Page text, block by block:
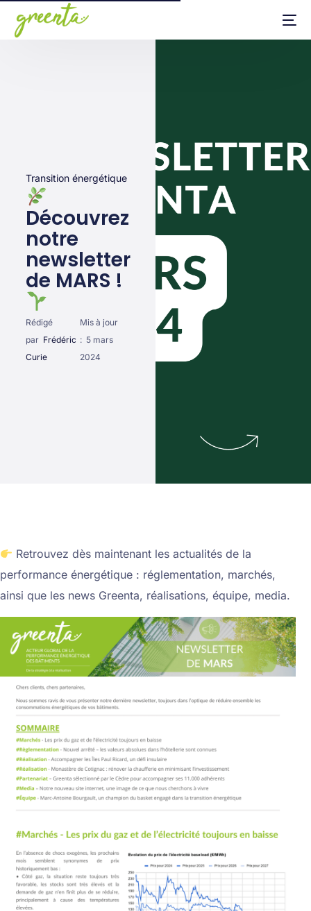
Transition énergétique
Découvrez
notre
newsletter
de MARS !
Rédigé
par Frédéric
Curie
Mis à jour
: 5 mars
2024
Retrouvez dès maintenant les actualités de la
performance énergétique : réglementation, marchés,
ainsi que les news Greenta, réalisations, équipe, media.